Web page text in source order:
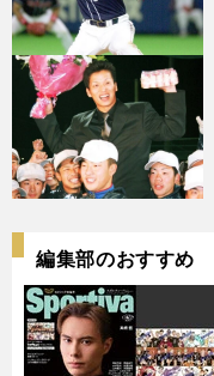
編集部のおすすめ